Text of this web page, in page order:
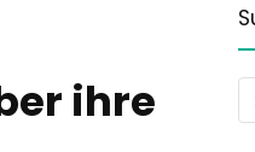
ihre